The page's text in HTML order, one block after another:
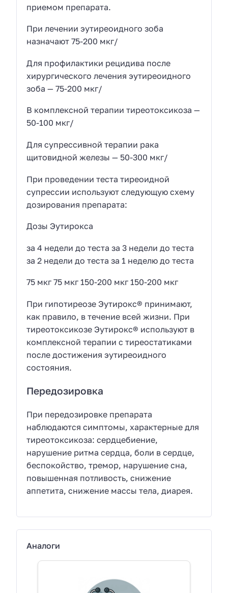
приемом препарата.
При лечении эутиреоидного зоба
назначают 75-200 мкг/
Для профилактики рецидива после
хирургического лечения эутиреоидного
зоба — 75-200 мкг/
В комплексной терапии тиреотоксикоза —
50-100 мкг/
Для супрессивной терапии рака
щитовидной железы — 50-300 мкг/
При проведении теста тиреоидной
супрессии используют следующую схему
дозирования препарата:
Дозы Эутирокса
за 4 недели до теста за 3 недели до теста
за 2 недели до теста за 1 неделю до теста
75 мкг 75 мкг 150-200 мкг 150-200 мкг
При гипотиреозе Эутирокс® принимают,
как правило, в течение всей жизни. При
тиреотоксикозе Эутирокс® используют в
комплексной терапии с тиреостатиками
после достижения эутиреоидного
состояния.
Передозировка
При передозировке препарата
наблюдаются симптомы, характерные для
тиреотоксикоза: сердцебиение,
нарушение ритма сердца, боли в сердце,
беспокойство, тремор, нарушение сна,
повышенная потливость, снижение
аппетита, снижение массы тела, диарея.
Аналоги